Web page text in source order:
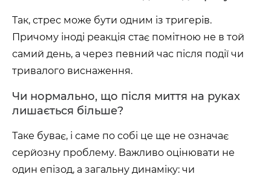
Так, стрес може бути одним із тригерів.
Причому іноді реакція стає помітною не в той
самий день, а через певний час після події чи
тривалого виснаження.
Чи нормально, що після миття на руках
лишається більше?
Таке буває, і саме по собі це ще не означає
серйозну проблему. Важливо оцінювати не
один епізод, а загальну динаміку: чи